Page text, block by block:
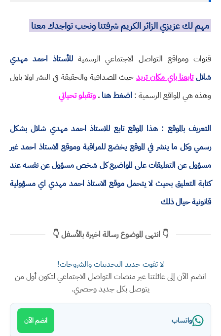
مهم لك عزيزي الزائر الكريم شرفتنا ونحب تواجدك معنا
قنوات ومواقع التواصل الاجتماعي الرسميةللأستاذ احمد مهدي
شلالتابعنا باي مكان تريدحيث المصداقية والحقيقة في النشر اولا باول
وهذه هي المواقع الرسمية : اضغط هنا .وتقبلو تحياتي
التعريف بالموقع : هذا الموقع تابع للاستاذ احمد مهدي شلال بشكل
رسمي وكل ما ينشر في الموقع يخضع للمراقبة وموقع الاستاذ احمد غير
مسؤول عن التعليقات على المواضيع كل شخص مسؤول عن نفسه عند
كتابة التعليق بحيث لا يتحمل موقع الاستاذ احمد مهدي اي مسؤولية
قانونية حيال ذلك
👇 انتهى الموضوع رسالة اخيرة بالأسفل 👇
لا تفوت جديد التحديثات والشروحات!
انضم الآن إلى عائلتنا عبر منصات التواصل الاجتماعي لتكون أول من
يتوصل بكل جديد وحصري.
واتساب انضم الآن